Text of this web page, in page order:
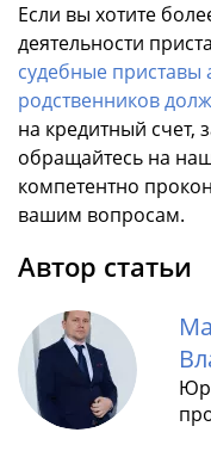
Если вы хотите
деятельности
судебные приставы
родственников
на кредитный счет,
обращайтесь на
компетентно
вашим вопросам.
Автор статьи